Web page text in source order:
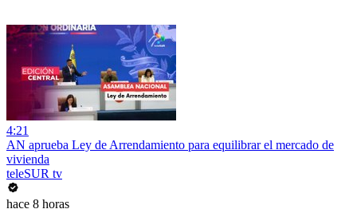
4:21
AN aprueba Ley de Arrendamiento para equilibrar el mercado de
vivienda
teleSUR tv
hace 8 horas